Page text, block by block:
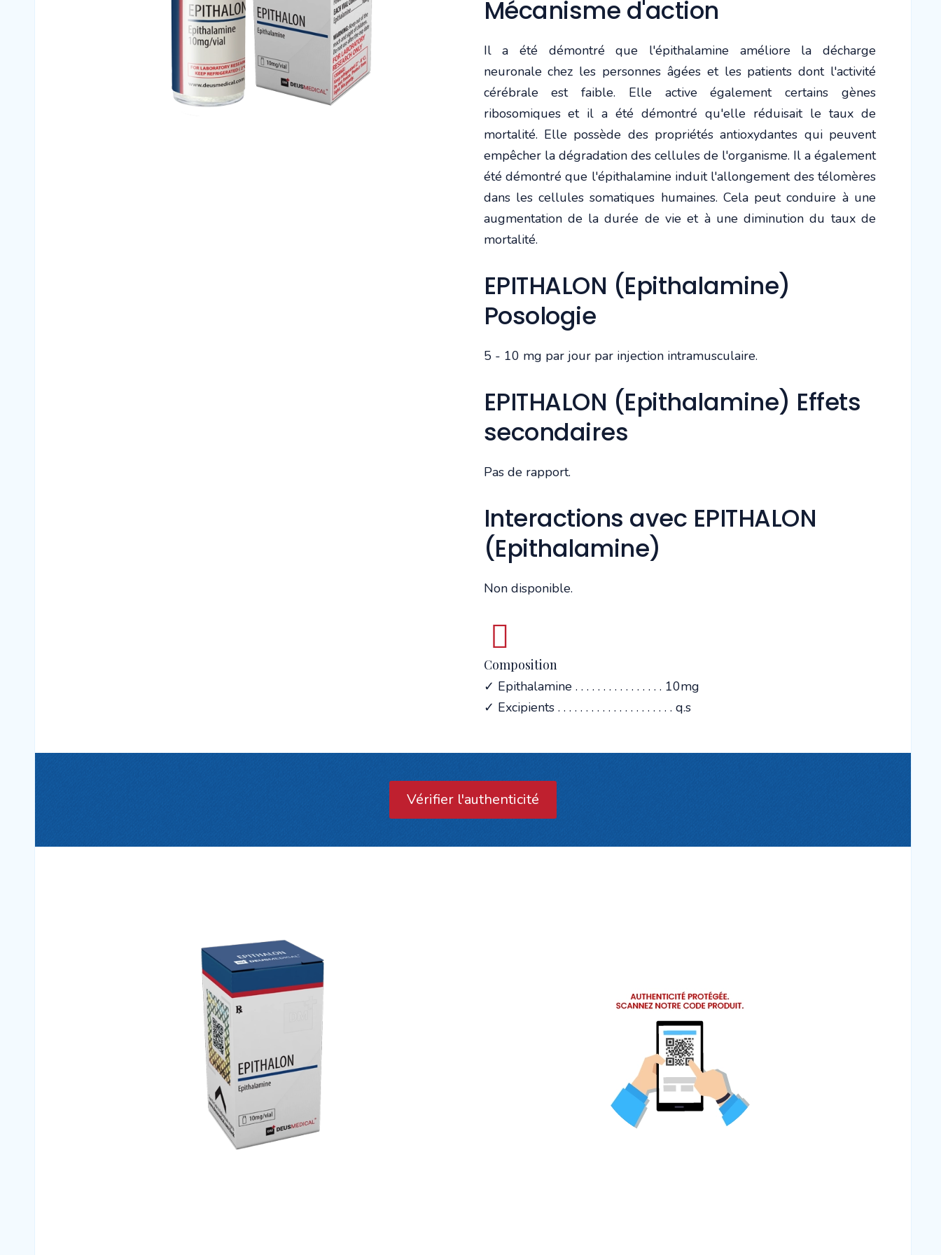
Mécanisme d'action
Il a été démontré que l'épithalamine améliore la décharge
neuronale chez les personnes âgées et les patients dont l'activité
cérébrale est faible. Elle active également certains gènes
ribosomiques et il a été démontré qu'elle réduisait le taux de
mortalité. Elle possède des propriétés antioxydantes qui peuvent
empêcher la dégradation des cellules de l'organisme. Il a également
été démontré que l'épithalamine induit l'allongement des télomères
dans les cellules somatiques humaines. Cela peut conduire à une
augmentation de la durée de vie et à une diminution du taux de
mortalité.
EPITHALON (Epithalamine)
Posologie
5 - 10 mg par jour par injection intramusculaire.
EPITHALON (Epithalamine) Effets
secondaires
Pas de rapport.
Interactions avec EPITHALON
(Epithalamine)
Non disponible.
Composition
✓ Epithalamine . . . . . . . . . . . . . . . . 10mg
✓ Excipients . . . . . . . . . . . . . . . . . . . . . q.s
Vérifier l'authenticité